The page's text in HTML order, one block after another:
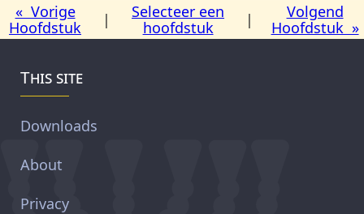
« Vorige
Hoofdstuk
|
Selecteer een
hoofdstuk
|
Volgend
Hoofdstuk »
This site
Downloads
About
Privacy